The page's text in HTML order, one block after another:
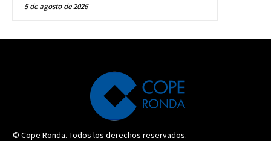
5 de agosto de 2026
© Cope Ronda. Todos los derechos reservados.